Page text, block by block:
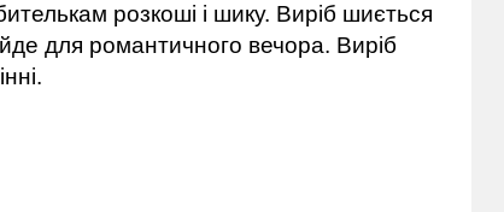
розкоші і шику. Виріб шиється
для романтичного вечора. Виріб